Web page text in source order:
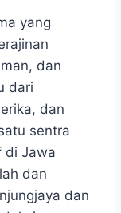
yang
dan
dari
dan
sentra
di Jawa
dan
dan